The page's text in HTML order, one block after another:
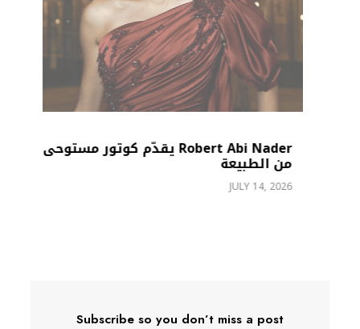
Robert Abi Nader يقدّم كوتور مستوحى
من الطبيعة
JULY 14, 2026
Subscribe so you don’t miss a post